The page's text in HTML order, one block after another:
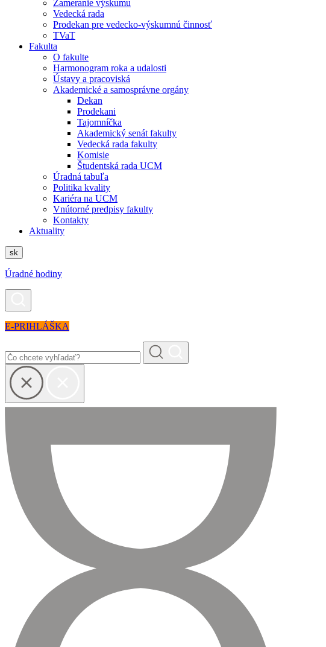
Zameranie výskumu
Vedecká rada
Prodekan pre vedecko-výskumnú činnosť
TVaT
Fakulta
O fakulte
Harmonogram roka a udalosti
Ústavy a pracoviská
Akademické a samosprávne orgány
Dekan
Prodekani
Tajomníčka
Akademický senát fakulty
Vedecká rada fakulty
Komisie
Študentská rada UCM
Úradná tabuľa
Politika kvality
Kariéra na UCM
Vnútorné predpisy fakulty
Kontakty
Aktuality
sk
Úradné hodiny
E-PRIHLÁŠKA